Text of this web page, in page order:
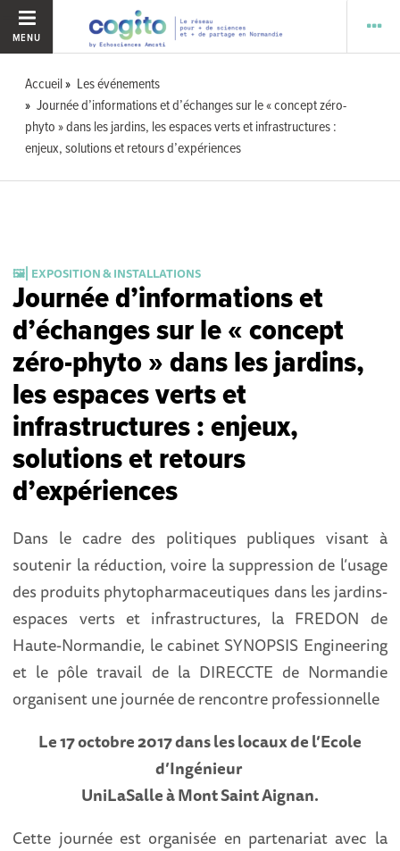
MENU
Accueil
Les événements
Journée d’informations et d’échanges sur le « concept zéro-
phyto » dans les jardins, les espaces verts et infrastructures :
enjeux, solutions et retours d’expériences
🖼️⎜EXPOSITION & INSTALLATIONS
Journée d’informations et
d’échanges sur le « concept
zéro-phyto » dans les jardins,
les espaces verts et
infrastructures : enjeux,
solutions et retours
d’expériences
Dans le cadre des politiques publiques visant à
soutenir la réduction, voire la suppression de l’usage
des produits phytopharmaceutiques dans les jardins-
espaces verts et infrastructures, la FREDON de
Haute-Normandie, le cabinet SYNOPSIS Engineering
et le pôle travail de la DIRECCTE de Normandie
organisent une journée de rencontre professionnelle
Le 17 octobre 2017 dans les locaux de l’Ecole
d’Ingénieur
UniLaSalle à Mont Saint Aignan.
Cette journée est organisée en partenariat avec la